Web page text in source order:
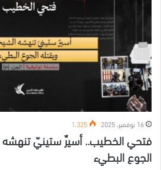
16 نوفمبر، 2025 1٬325
فتحي الخطيب.. أسيرٌ ستينيّ تنهشه
الجوع البطيء